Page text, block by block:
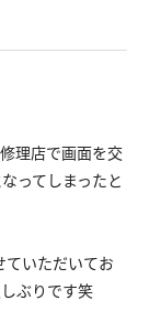
理店で画面を交
ってしまったと
いただいてお
ぶりです笑